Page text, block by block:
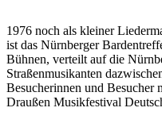
1976 noch als kleiner
ist das Nürnberger
Bühnen, verteilt auf die
Straßenmusikanten
Besucherinnen und Besucher
Draußen Musikfestival